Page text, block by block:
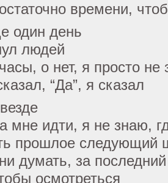
времени,
один день
людей
о нет, я просто не
“Да”, я сказал
мне идти, я не знаю,
прошлое следующий
думать, за
осмотреться